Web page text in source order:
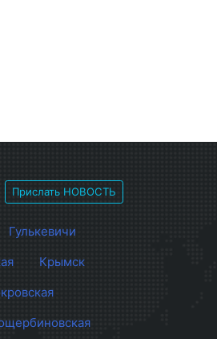
Прислать НОВОСТЬ
Гулькевичи
Крымск